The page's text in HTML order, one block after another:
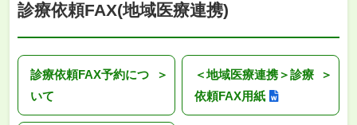
診療依頼FAX(地域医療連携)
診療依頼FAX予約につ
いて
＜地域医療連携＞診療
依頼FAX用紙